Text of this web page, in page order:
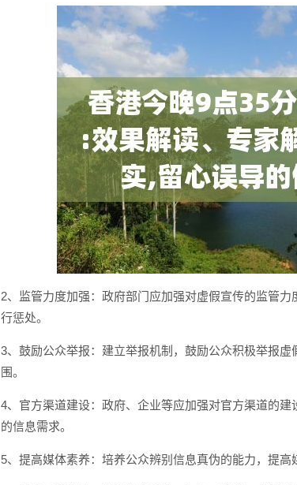
2、监管力度加强：政府部门应加强对虚假宣传的监管
行惩处。
3、鼓励公众举报：建立举报机制，鼓励公众积极举报
围。
4、官方渠道建设：政府、企业等应加强对官方渠道的
的信息需求。
5、提高媒体素养：培养公众辨别信息真伪的能力，提高